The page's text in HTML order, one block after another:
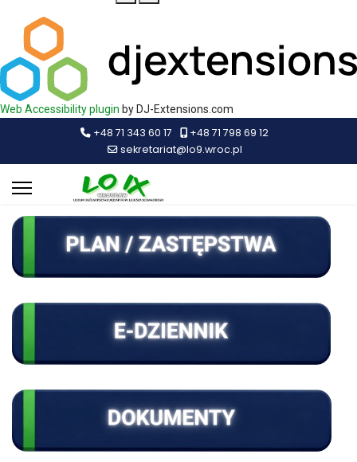
Web Accessibility plugin by DJ-Extensions.com
+48 71 343 60 17
+48 71 798 69 12
sekretariat@lo9.wroc.pl